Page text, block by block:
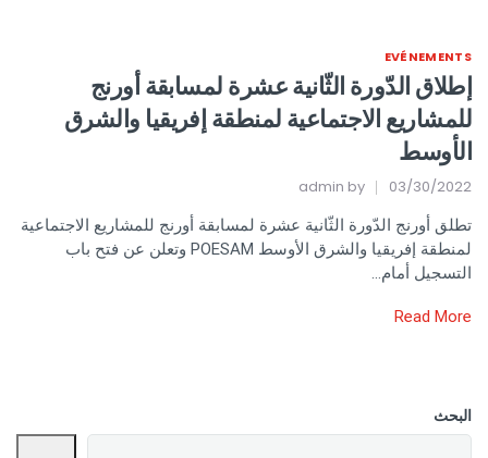
EVÉNEMENTS
إطلاق الدّورة الثّانية عشرة لمسابقة أورنج
للمشاريع الاجتماعية لمنطقة إفريقيا والشرق
الأوسط
03/30/2022
admin
تطلق أورنج الدّورة الثّانية عشرة لمسابقة أورنج للمشاريع الاجتماعية
لمنطقة إفريقيا والشرق الأوسط POESAM وتعلن عن فتح باب
التسجيل أمام…
Read More
البحث